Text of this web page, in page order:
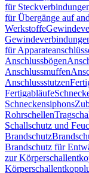
für
für Übergänge auf
Werkstoffe
für
Anschlussbögen
Anschlussmuffen
Anschlussstutzen
Fertigabläufe
Schneckensiphons
Rohrschellen
Schallschutz und
Brandschutz
Brandschutz für
zur